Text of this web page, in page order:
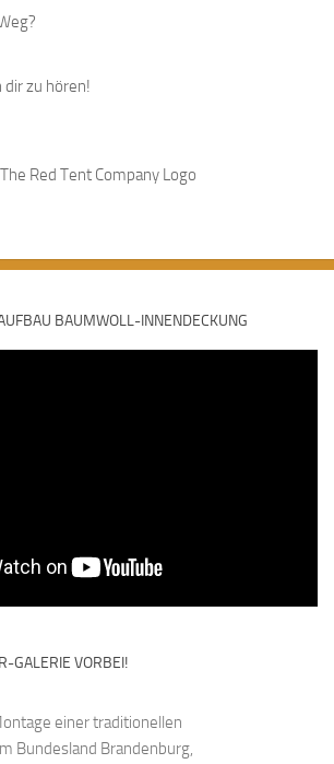
dir zu hören!
BAUMWOLL-INNENDECKUNG
GALERIE VORBEI!
einer traditionellen
Bundesland Brandenburg,